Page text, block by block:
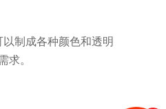
制成各种颜色和透明
求。